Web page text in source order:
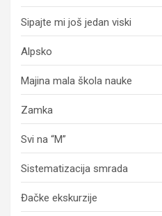
Sipajte mi još jedan viski
Alpsko
Majina mala škola nauke
Zamka
Svi na “M”
Sistematizacija smrada
Đačke ekskurzije